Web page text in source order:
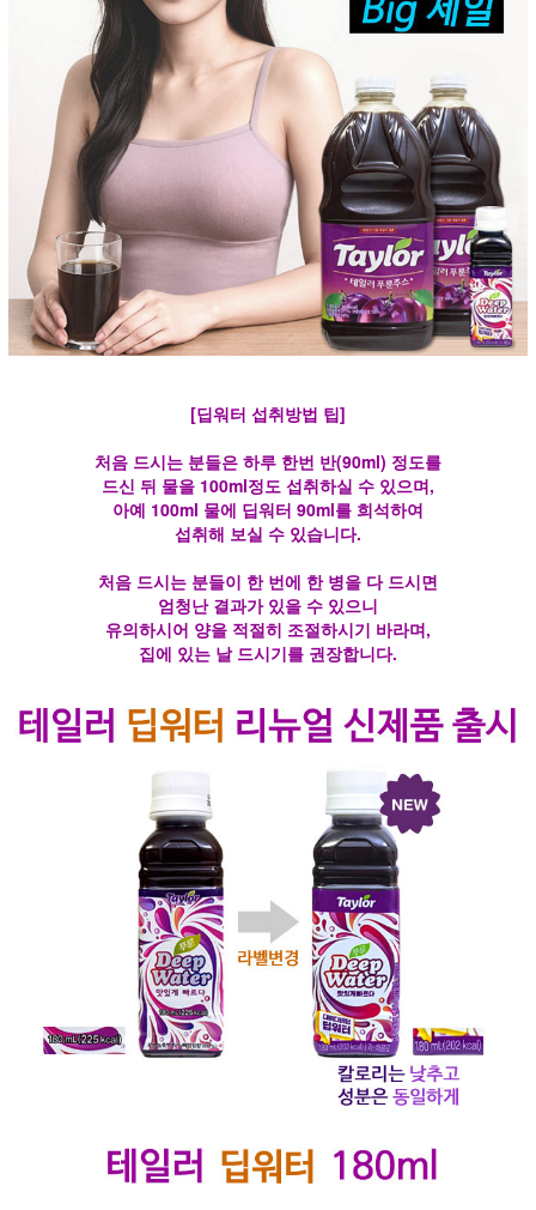
[딥워터 섭취방법 팁]
처음 드시는 분들은 하루 한번 반(90ml) 정도를
드신 뒤 물을 100ml정도 섭취하실 수 있으며,
아예 100ml 물에 딥워터 90ml를 희석하여
섭취해 보실 수 있습니다.
처음 드시는 분들이 한 번에 한 병을 다 드시면
엄청난 결과가 있을 수 있으니
유의하시어 양을 적절히 조절하시기 바라며,
집에 있는 날 드시기를 권장합니다.